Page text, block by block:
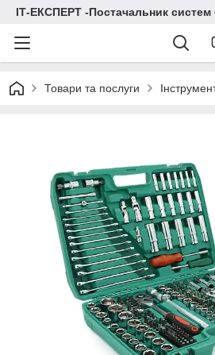
ІТ-ЕКСПЕРТ -Постачальник систем
Товари та послуги